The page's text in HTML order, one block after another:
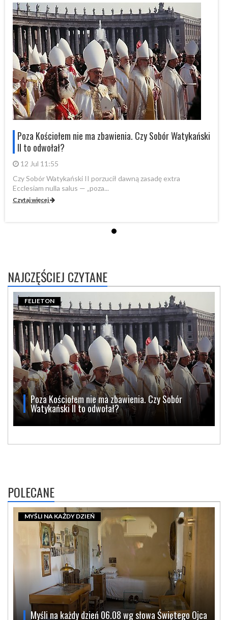
Poza Kościołem nie ma zbawienia. Czy Sobór Watykański
II to odwołał?
12 Jul 11:55
Czy Sobór Watykański II porzucił dawną zasadę extra
Ecclesiam nulla salus — „poza...
Czytaj więcej
NAJCZĘŚCIEJ CZYTANE
Poza Kościołem nie ma zbawienia. Czy Sobór
Watykański II to odwołał?
FELIETON
POLECANE
Myśli na każdy dzień 06.08 wg słowa Świętego Ojca
MYŚLI NA KAŻDY DZIEŃ